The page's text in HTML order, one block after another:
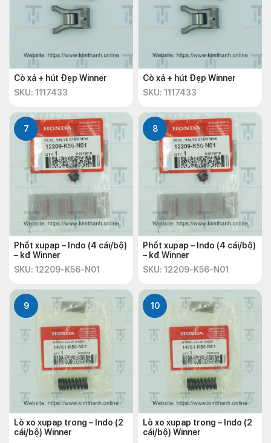
Cò xả + hút Đẹp Winner
SKU: 1117433
Cò xả + hút Đẹp Winner
SKU: 1117433
7
Phốt xupap – Indo (4 cái/bộ)
– kđ Winner
SKU: 12209-K56-N01
8
Phốt xupap – Indo (4 cái/bộ)
– kđ Winner
SKU: 12209-K56-N01
9
Lò xo xupap trong – Indo (2
cái/bộ) Winner
10
Lò xo xupap trong – Indo (2
cái/bộ) Winner